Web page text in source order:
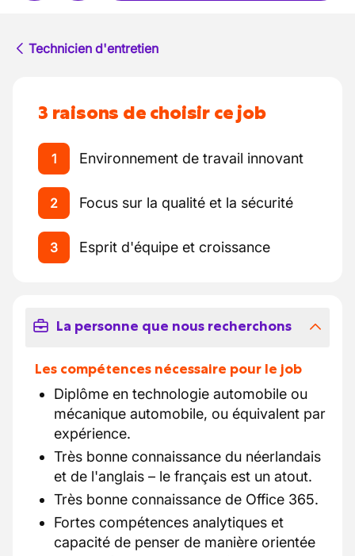
Technicien d'entretien
3 raisons de choisir ce job
1 Environnement de travail innovant
2 Focus sur la qualité et la sécurité
3 Esprit d'équipe et croissance
La personne que nous recherchons
Les compétences nécessaire pour le job
Diplôme en technologie automobile ou
mécanique automobile, ou équivalent par
expérience.
Très bonne connaissance du néerlandais
et de l'anglais – le français est un atout.
Très bonne connaissance de Office 365.
Fortes compétences analytiques et
capacité de penser de manière orientée